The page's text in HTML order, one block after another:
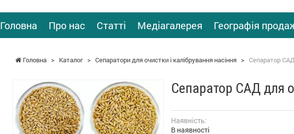
Головна Про нас Статті Медіагалерея Географія
Головна > Каталог > Сепаратори для очистки і калібрування насіння > Сепаратор
Сепаратор САД для
Наявність:
В наявності